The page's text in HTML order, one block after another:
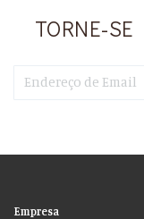
TORNE-
Empresa